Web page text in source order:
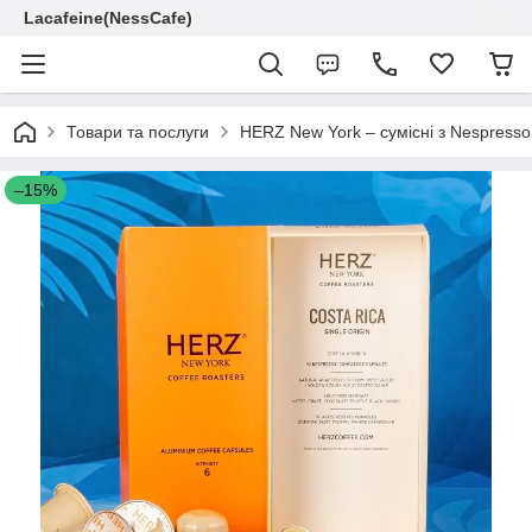
Lacafeine(NessCafe)
Товари та послуги HERZ New York – сумісні з Nespresso
–15%